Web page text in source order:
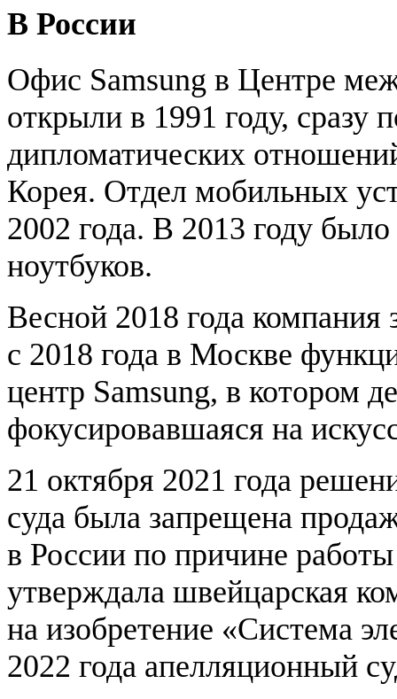
В России
Офис Samsung в Центре
открыли в 1991 году, сразу
дипломатических
Корея. Отдел мобильных
2002 года. В 2013 году
ноутбуков.
Весной 2018 года компания
с 2018 года в Москве
центр Samsung, в котором
фокусировавшаяся на
21 октября 2021 года
суда была запрещена
в России по причине
утверждала швейцарская
на изобретение «Система
2022 года апелляционный